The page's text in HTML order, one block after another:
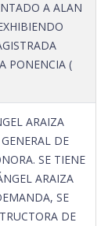
A ALAN
PONENCIA (
ARAIZA
DE
SE TIENE
ARAIZA
SE
DE